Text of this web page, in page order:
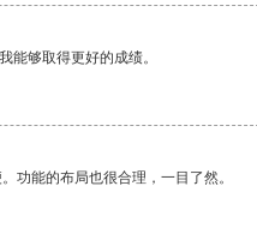
能够取得更好的成绩。
功能的布局也很合理，一目了然。